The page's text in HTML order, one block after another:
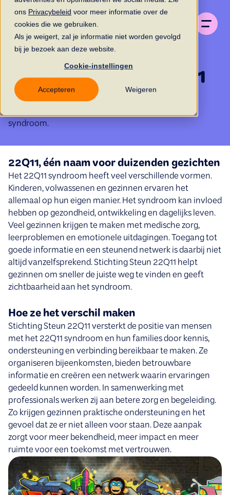
ons Privacybeleid voor meer informatie over de
cookies die we gebruiken.
Als je weigert, zal je informatie niet worden gevolgd
bij je bezoek aan deze website.
Cookie-instellingen
Accepteren Weigeren
Stichting Steun 22Q11
Zet zich in voor bewustwording, ondersteuning en
verbinding voor gezinnen die leven met het 22Q11
syndroom.
22Q11, één naam voor duizenden gezichten
Het 22Q11 syndroom heeft veel verschillende vormen.
Kinderen, volwassenen en gezinnen ervaren het
allemaal op hun eigen manier. Het syndroom kan invloed
hebben op gezondheid, ontwikkeling en dagelijks leven.
Veel gezinnen krijgen te maken met medische zorg,
leerproblemen en emotionele uitdagingen. Toegang tot
goede informatie en een steunend netwerk is daarbij niet
altijd vanzelfsprekend. Stichting Steun 22Q11 helpt
gezinnen om sneller de juiste weg te vinden en geeft
zichtbaarheid aan het syndroom.
Hoe ze het verschil maken
Stichting Steun 22Q11 versterkt de positie van mensen
met het 22Q11 syndroom en hun families door kennis,
ondersteuning en verbinding bereikbaar te maken. Ze
organiseren bijeenkomsten, bieden betrouwbare
informatie en creëren een netwerk waarin ervaringen
gedeeld kunnen worden. In samenwerking met
professionals werken zij aan betere zorg en begeleiding.
Zo krijgen gezinnen praktische ondersteuning en het
gevoel dat ze er niet alleen voor staan. Deze aanpak
zorgt voor meer bekendheid, meer impact en meer
ruimte voor een toekomst met vertrouwen.